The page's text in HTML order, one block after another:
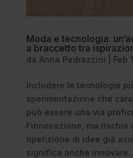
Moda e tecnologia:
a braccetto tra
da Anna Pedrazzini Feb
Includere le tecnologie
sperimentazione che
può essere una via
l’innovazione, ma
ripetizione di idee già
significa anche